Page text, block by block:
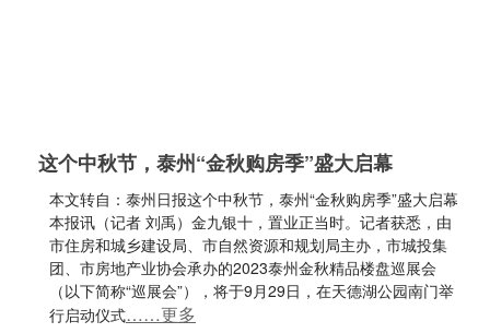
这个中秋节，泰州“金秋购房季”盛大启幕
本文转自：泰州日报这个中秋节，泰州“金秋购房季”盛大启幕
本报讯（记者 刘禹）金九银十，置业正当时。记者获悉，由
市住房和城乡建设局、市自然资源和规划局主办，市城投集
团、市房地产业协会承办的2023泰州金秋精品楼盘巡展会
（以下简称“巡展会”），将于9月29日，在天德湖公园南门举
行启动仪式……更多